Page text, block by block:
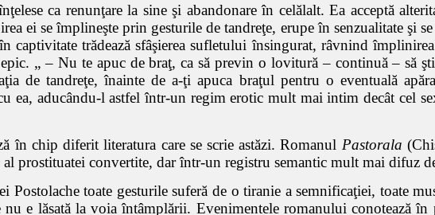
ca renunţare la sine şi abandonare în celălalt. Ea acceptă
ei se împlineşte prin gesturile de tandreţe, erupe în senzualitate şi
trădează sfâşierea sufletului însingurat, râvnind
epic. „ – Nu te apuc de braţ, ca să previn o lovitură – continuă – să
de tandreţe, înainte de a-ţi apuca braţul pentru o eventuală
ea, aducându-l astfel într-un regim erotic mult mai intim decât cel
în chip diferit literatura care se scrie astăzi. Romanul Pastorala
al prostituatei convertite, dar într-un registru semantic mult mai difuz
toate gesturile suferă de o tiranie a semnificaţiei, toate
nu e lăsată la voia întâmplării. Evenimentele romanului conotează